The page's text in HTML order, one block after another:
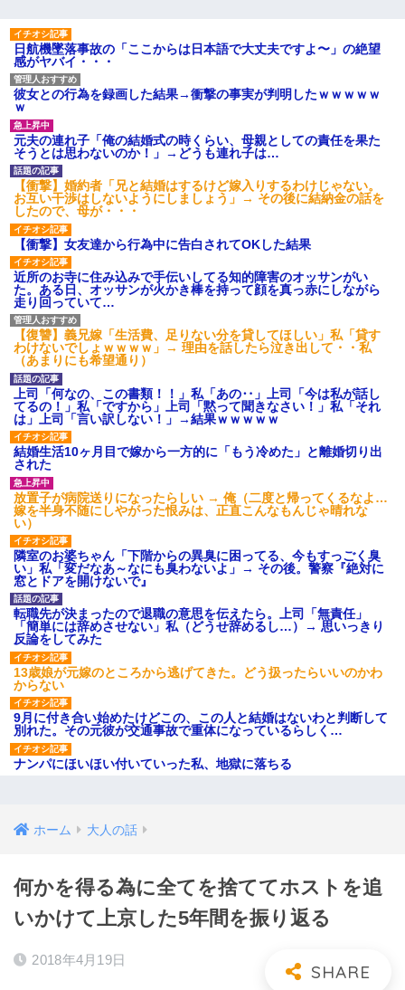
日航機墜落事故の「ここからは日本語で大丈夫ですよ〜」の絶望
感がヤバイ・・・
彼女との行為を録画した結果→衝撃の事実が判明したｗｗｗｗｗ
ｗ
元夫の連れ子「俺の結婚式の時くらい、母親としての責任を果た
そうとは思わないのか！」→どうも連れ子は…
【衝撃】婚約者「兄と結婚はするけど嫁入りするわけじゃない。
お互い干渉はしないようにしましょう」→ その後に結納金の話を
したので、母が・・・
【衝撃】女友達から行為中に告白されてOKした結果
近所のお寺に住み込みで手伝いしてる知的障害のオッサンがい
た。ある日、オッサンが火かき棒を持って顔を真っ赤にしながら
走り回っていて…
【復讐】義兄嫁「生活費、足りない分を貸してほしい」私「貸す
わけないでしょｗｗｗｗ」→ 理由を話したら泣き出して・・私
（あまりにも希望通り）
上司「何なの、この書類！！」私「あの‥」上司「今は私が話し
てるの！」私「ですから」上司「黙って聞きなさい！」私「それ
は」上司「言い訳しない！」→結果ｗｗｗｗｗ
結婚生活10ヶ月目で嫁から一方的に「もう冷めた」と離婚切り出
された
放置子が病院送りになったらしい → 俺（二度と帰ってくるなよ…
嫁を半身不随にしやがった恨みは、正直こんなもんじゃ晴れな
い）
隣室のお婆ちゃん「下階からの異臭に困ってる、今もすっごく臭
い」私「変だなあ～なにも臭わないよ」→ その後。警察『絶対に
窓とドアを開けないで』
転職先が決まったので退職の意思を伝えたら。上司「無責任」
「簡単には辞めさせない」私（どうせ辞めるし…）→ 思いっきり
反論をしてみた
13歳娘が元嫁のところから逃げてきた。どう扱ったらいいのかわ
からない
9月に付き合い始めたけどこの、この人と結婚はないわと判断して
別れた。その元彼が交通事故で重体になっているらしく…
ナンパにほいほい付いていった私、地獄に落ちる
ホーム 大人の話
何かを得る為に全てを捨ててホストを追
いかけて上京した5年間を振り返る
2018年4月19日